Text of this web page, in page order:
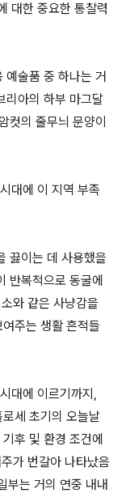
대한 중요한 통찰력
예술품 중 하나는 거
리아의 하부 마그달
컷의 줄무늬 문양이
대에 이 지역 부족
끓이는 데 사용했을
반복적으로 동굴에
와 같은 사냥감을
주는 생활 흔적들
대에 이르기까지,
세 초기의 오늘날
후 및 환경 조건에
가 번갈아 나타났음
부는 거의 연중 내내